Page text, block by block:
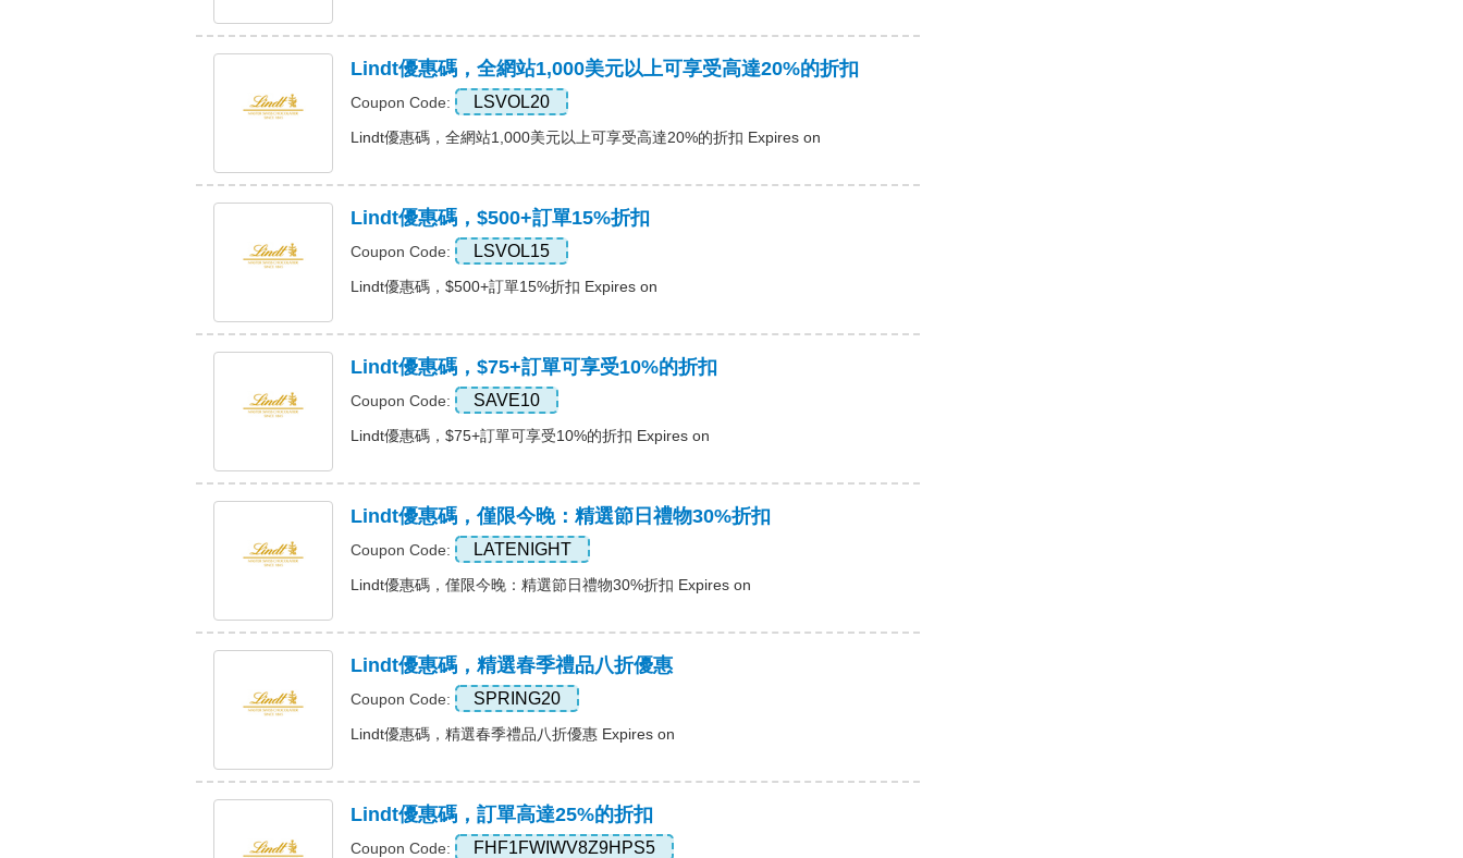
Lindt優惠碼，全網站1,000美元以上可享受高達20%的折扣
Coupon Code: LSVOL20
Lindt優惠碼，全網站1,000美元以上可享受高達20%的折扣 Expires on
Lindt優惠碼，$500+訂單15%折扣
Coupon Code: LSVOL15
Lindt優惠碼，$500+訂單15%折扣 Expires on
Lindt優惠碼，$75+訂單可享受10%的折扣
Coupon Code: SAVE10
Lindt優惠碼，$75+訂單可享受10%的折扣 Expires on
Lindt優惠碼，僅限今晚：精選節日禮物30%折扣
Coupon Code: LATENIGHT
Lindt優惠碼，僅限今晚：精選節日禮物30%折扣 Expires on
Lindt優惠碼，精選春季禮品八折優惠
Coupon Code: SPRING20
Lindt優惠碼，精選春季禮品八折優惠 Expires on
Lindt優惠碼，訂單高達25%的折扣
Coupon Code: FHF1FWIWV8Z9HPS5